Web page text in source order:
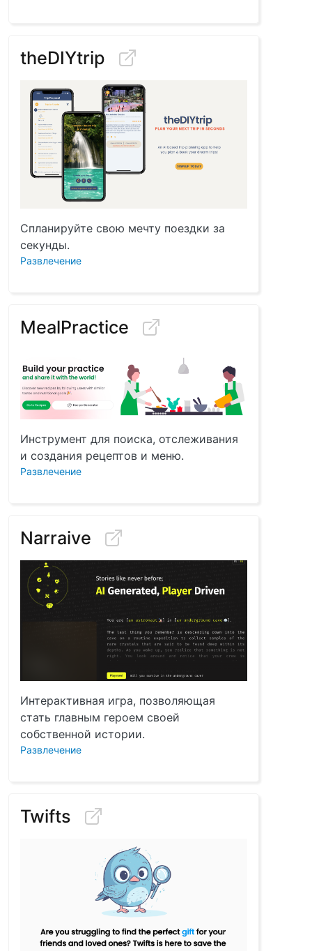
theDIYtrip
Спланируйте свою мечту поездки за
секунды.
Развлечение
MealPractice
Инструмент для поиска, отслеживания
и создания рецептов и меню.
Развлечение
Narraive
Интерактивная игра, позволяющая
стать главным героем своей
собственной истории.
Развлечение
Twifts